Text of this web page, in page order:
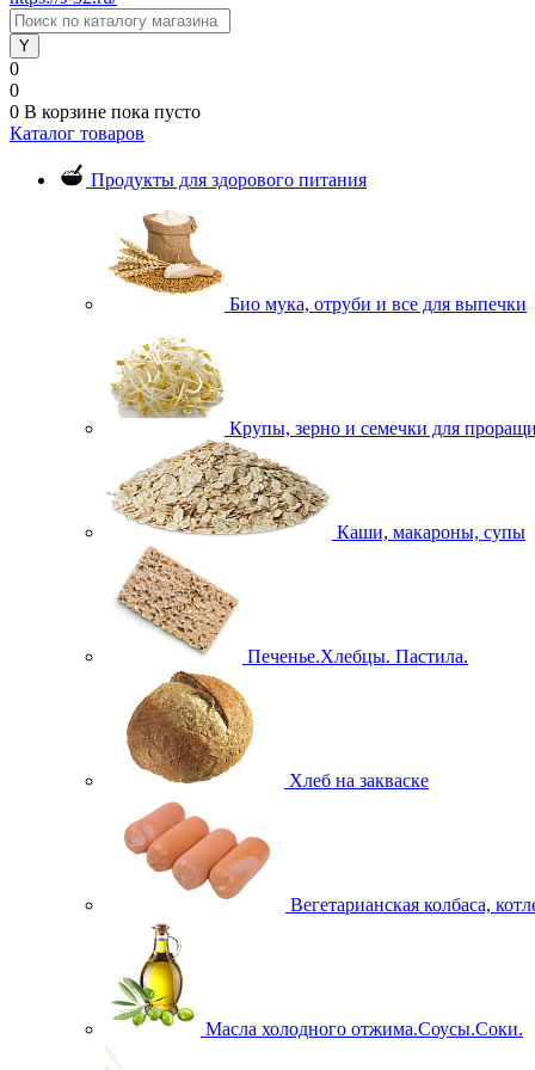
0
0
0 В корзине пока пусто
Каталог товаров
Продукты для здорового питания
Био мука, отруби и все для выпечки
Крупы, зерно и семечки для
Каши, макароны, супы
Печенье.Хлебцы. Пастила.
Хлеб на закваске
Вегетарианская колбаса,
Масла холодного отжима.Соусы.Соки.